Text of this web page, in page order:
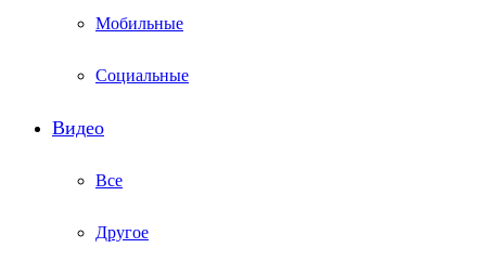
Мобильные
Социальные
Видео
Все
Другое